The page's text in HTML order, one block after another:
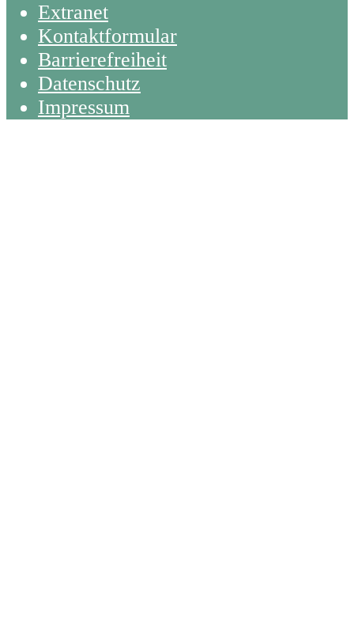
Extranet
Kontaktformular
Barrierefreiheit
Datenschutz
Impressum